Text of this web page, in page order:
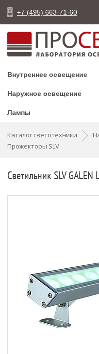
+7 (495) 663-71-60
Внутреннее освещение
Наружное освещение
Лампы
Каталог светотехники
Прожекторы SLV
Светильник SLV GALEN